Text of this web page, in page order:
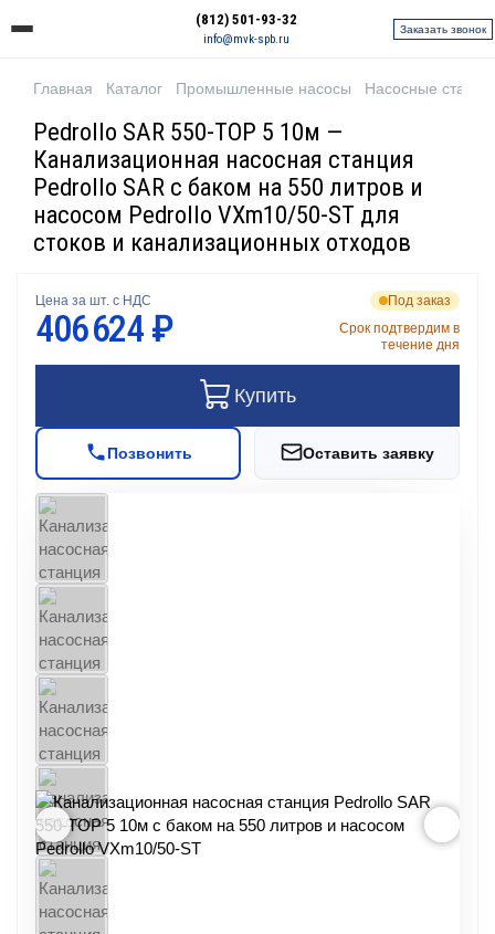
(812) 501-93-32
info@mvk-spb.ru
Заказать звонок
Главная Каталог Промышленные насосы Насосные
Pedrollo SAR 550-TOP 5 10м —
Канализационная насосная станция
Pedrollo SAR с баком на 550 литров и
насосом Pedrollo VXm10/50-ST для
стоков и канализационных отходов
Цена за шт. с НДС
406 624 ₽
Под заказ
Срок подтвердим в
течение дня
Купить
Позвонить Оставить заявку